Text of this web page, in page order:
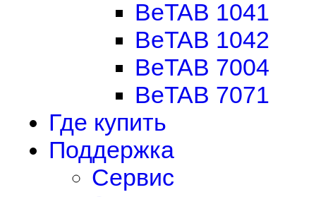
BeTAB 1041
BeTAB 1042
BeTAB 7004
BeTAB 7071
Где купить
Поддержка
Сервис